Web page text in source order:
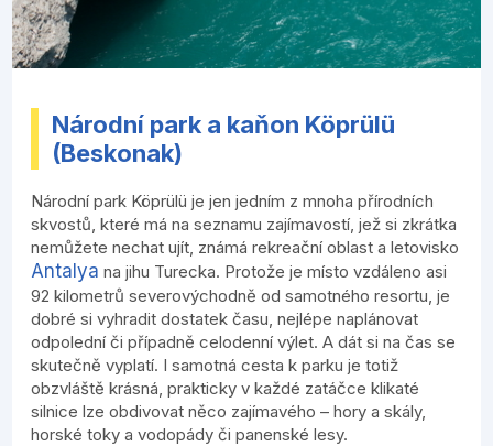
Národní park a kaňon Köprülü
(Beskonak)
Národní park Köprülü je jen jedním z mnoha přírodních
skvostů, které má na seznamu zajímavostí, jež si zkrátka
nemůžete nechat ujít, známá rekreační oblast a letovisko
Antalya na jihu Turecka. Protože je místo vzdáleno asi
92 kilometrů severovýchodně od samotného resortu, je
dobré si vyhradit dostatek času, nejlépe naplánovat
odpolední či případně celodenní výlet. A dát si na čas se
skutečně vyplatí. I samotná cesta k parku je totiž
obzvláště krásná, prakticky v každé zatáčce klikaté
silnice lze obdivovat něco zajímavého – hory a skály,
horské toky a vodopády či panenské lesy.